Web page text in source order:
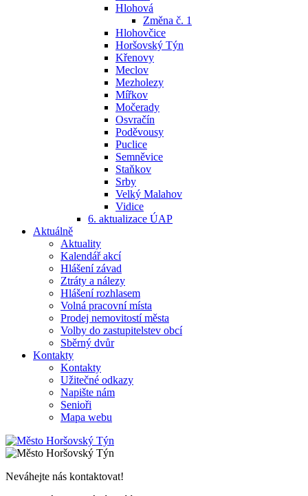
Hlohová
Změna č. 1
Hlohovčice
Horšovský Týn
Křenovy
Meclov
Mezholezy
Mířkov
Močerady
Osvračín
Poděvousy
Puclice
Semněvice
Staňkov
Srby
Velký Malahov
Vidice
6. aktualizace ÚAP
Aktuálně
Aktuality
Kalendář akcí
Hlášení závad
Ztráty a nálezy
Hlášení rozhlasem
Volná pracovní místa
Prodej nemovitostí města
Volby do zastupitelstev obcí
Sběrný dvůr
Kontakty
Kontakty
Užitečné odkazy
Napište nám
Senioři
Mapa webu
Neváhejte nás kontaktovat!